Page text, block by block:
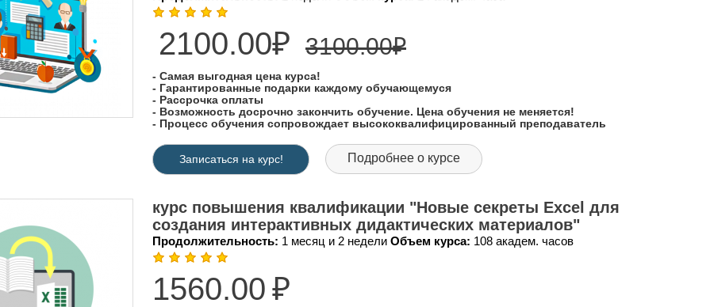
2100.00₽ 3100.00₽
- Самая выгодная цена курса!
- Гарантированные подарки каждому обучающемуся
- Рассрочка оплаты
- Возможность досрочно закончить обучение. Цена обучения не меняется!
- Процесс обучения сопровождает высококвалифицированный преподаватель
Записаться на курс! Подробнее о курсе
курс повышения квалификации "Новые секреты Excel для
создания интерактивных дидактических материалов"
Продолжительность: 1 месяц и 2 недели Объем курса: 108 академ. часов
1560.00 ₽